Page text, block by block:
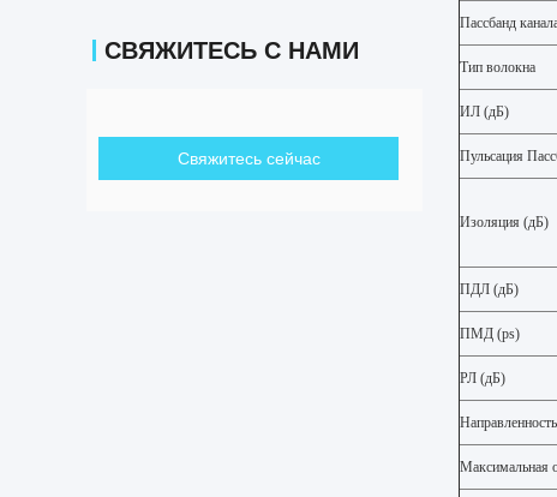
СВЯЖИТЕСЬ С НАМИ
Свяжитесь сейчас
Пассбанд
Тип волокна
ИЛ (дБ)
Пульсация
Изоляция (дБ)
ПДЛ (дБ)
ПМД (ps)
РЛ (дБ)
Максимальная